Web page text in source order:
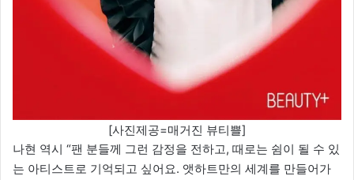
[사진제공=매거진 뷰티쁠]
나현 역시 “팬 분들께 그런 감정을 전하고, 때로는 쉼이 될 수 있
는 아티스트로 기억되고 싶어요. 앳하트만의 세계를 만들어가